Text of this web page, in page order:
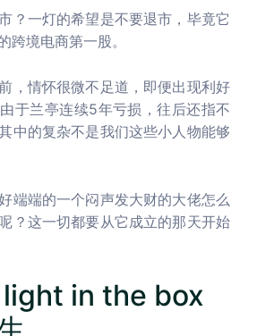
？一灯的希望是不要退市，毕竟它
跨境电商第一股。
，情怀很微不足道，即便出现利好
于兰亭连续5年亏损，往后还指不
中的复杂不是我们这些小人物能够
端端的一个闷声发大财的大佬怎么
？这一切都要从它成立的那天开始
light in the box